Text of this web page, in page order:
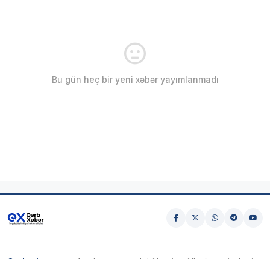
Bu gün heç bir yeni xəbər yayımlanmadı